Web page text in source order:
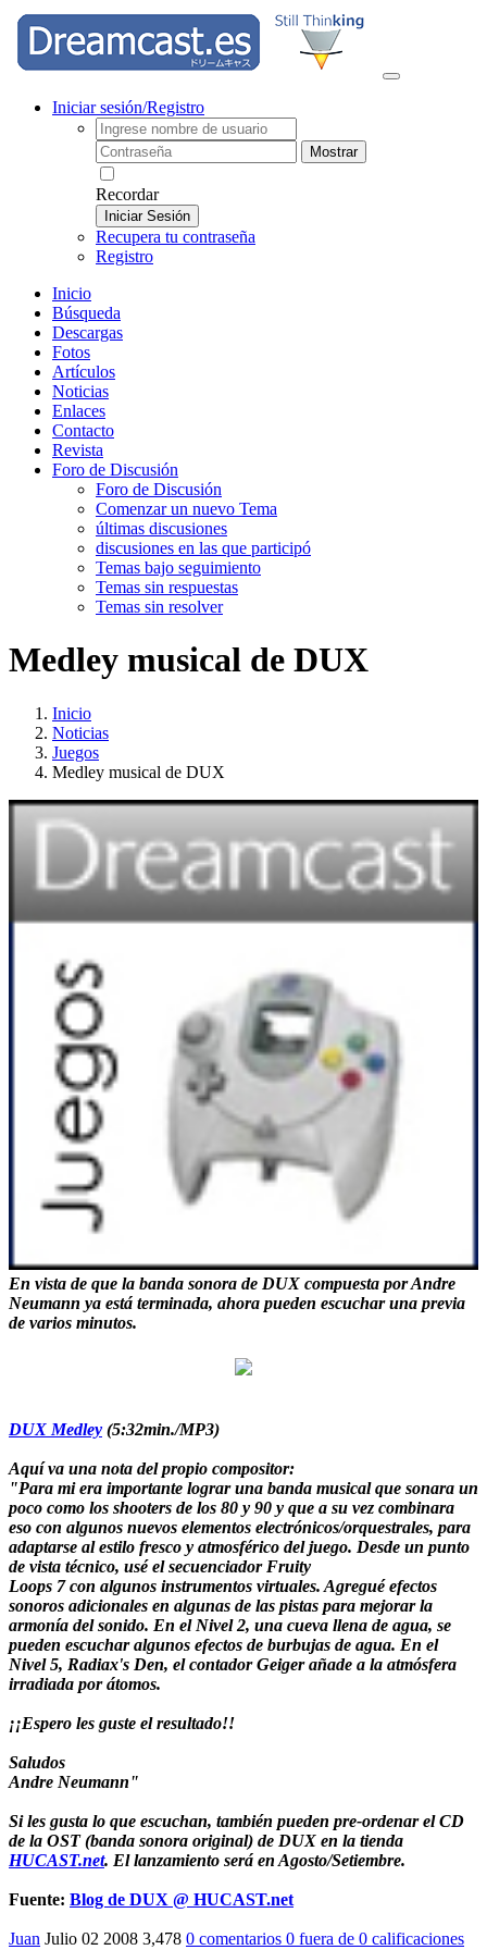
Iniciar sesión/Registro
Mostrar
Recordar
Iniciar Sesión
Recupera tu contraseña
Registro
Inicio
Búsqueda
Descargas
Fotos
Artículos
Noticias
Enlaces
Contacto
Revista
Foro de Discusión
Foro de Discusión
Comenzar un nuevo Tema
últimas discusiones
discusiones en las que participó
Temas bajo seguimiento
Temas sin respuestas
Temas sin resolver
Medley musical de DUX
Inicio
Noticias
Juegos
Medley musical de DUX
En vista de que la banda sonora de DUX compuesta porAndre
Neumann ya está terminada, ahora pueden escuchar una previa
de varios minutos.
DUX Medley (5:32min./MP3)
Aquí va una nota del propio compositor:
"Para mi era importante lograr una banda musical que sonara un
poco como los shooters de los 80 y 90 y que a su vez combinara
eso con algunos nuevos elementos electrónicos/orquestrales, para
adaptarse al estilo fresco y atmosférico del juego. Desde un punto
de vista técnico, usé el secuenciador Fruity
Loops 7 con algunos instrumentos virtuales. Agregué efectos
sonoros adicionales en algunas de las pistas para mejorar la
armonía del sonido. En el Nivel 2, una cueva llena de agua, se
pueden escuchar algunos efectos de burbujas de agua. En el
Nivel 5, Radiax's Den, el contador Geiger añade a la atmósfera
irradiada por átomos.
¡¡Espero les guste el resultado!!
Saludos
Andre Neumann"
Si les gusta lo que escuchan, también pueden pre-ordenar el CD
de la OST (banda sonora original) de DUX en la tienda
HUCAST.net. El lanzamiento será en Agosto/Setiembre.
Fuente: Blog de DUX @ HUCAST.net
Juan Julio 02 2008 3,478 0 comentarios 0 fuera de 0 calificaciones